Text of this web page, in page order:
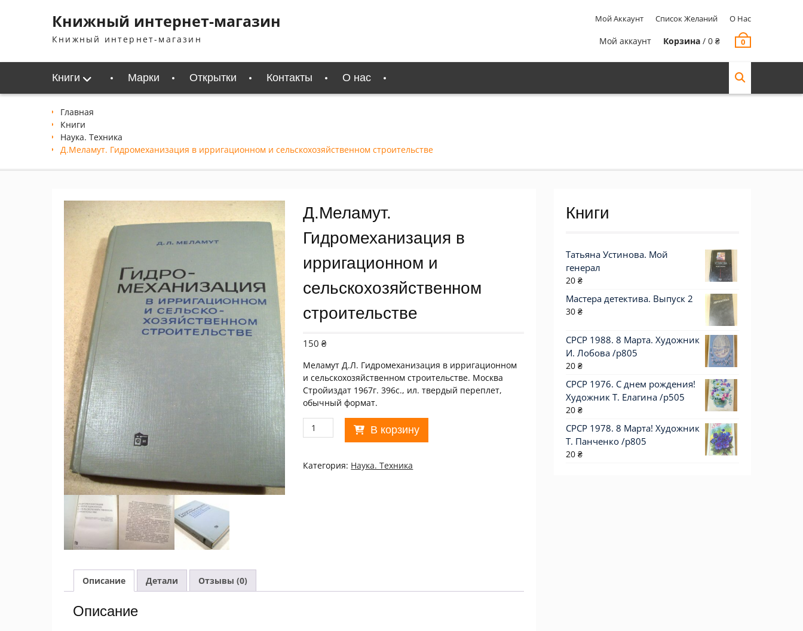
содержимомуКнижный интернет-магазин
Книжный интернет-магазин
Мой Аккаунт Список Желаний О Нас
Мой аккаунт Корзина / 0 ₴ 0
Книги Марки Открытки Контакты О нас
Главная
Книги
Наука. Техника
Д.Меламут. Гидромеханизация в ирригационном и сельскохозяйственном строительстве
Д.Меламут.
Гидромеханизация в
ирригационном и
сельскохозяйственном
строительстве
150₴
Меламут Д.Л. Гидромеханизация в ирригационном
и сельскохозяйственном строительстве. Москва
Стройиздат 1967г. 396с., ил. твердый переплет,
обычный формат.
Количество
товара
Гидромеханизация
В корзину
Категория: Наука. Техника
Описание Детали Отзывы (0)
Описание
Книги
Татьяна Устинова. Мой
генерал
20 ₴
Мастера детектива. Выпуск 2
30 ₴
СРСР 1988. 8 Марта. Художник
И. Лобова /р805
20 ₴
СРСР 1976. С днем рождения!
Художник Т. Елагина /р505
20 ₴
СРСР 1978. 8 Марта! Художник
Т. Панченко /р805
20 ₴